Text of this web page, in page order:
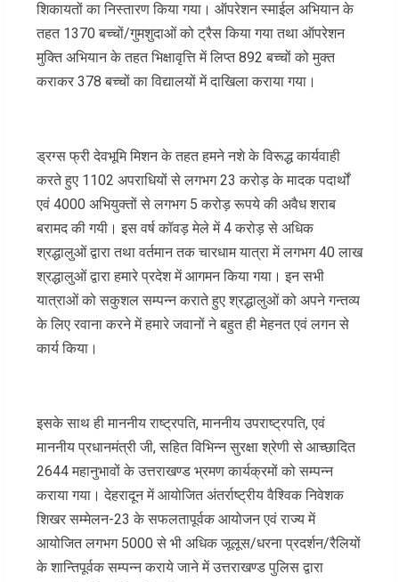
शिकायतों का निस्तारण किया गया। ऑपरेशन स्माईल अभियान के
तहत 1370 बच्चों/गुमशुदाओं को ट्रैस किया गया तथा ऑपरेशन
मुक्ति अभियान के तहत भिक्षावृत्ति में लिप्त 892 बच्चों को मुक्त
कराकर 378 बच्चों का विद्यालयों में दाखिला कराया गया।
ड्रग्स फ्री देवभूमि मिशन के तहत हमने नशे के विरूद्ध कार्यवाही
करते हुए 1102 अपराधियों से लगभग 23 करोड़ के मादक पदार्थों
एवं 4000 अभियुक्तों से लगभग 5 करोड़ रूपये की अवैध शराब
बरामद की गयी। इस वर्ष कॉवड़ मेले में 4 करोड़ से अधिक
श्रद्धालुओं द्वारा तथा वर्तमान तक चारधाम यात्रा में लगभग 40 लाख
श्रद्धालुओं द्वारा हमारे प्रदेश में आगमन किया गया। इन सभी
यात्राओं को सकुशल सम्पन्न कराते हुए श्रद्धालुओं को अपने गन्तव्य
के लिए रवाना करने में हमारे जवानों ने बहुत ही मेहनत एवं लगन से
कार्य किया।
इसके साथ ही माननीय राष्ट्रपति, माननीय उपराष्ट्रपति, एवं
माननीय प्रधानमंत्री जी, सहित विभिन्न सुरक्षा श्रेणी से आच्छादित
2644 महानुभावों के उत्तराखण्ड भ्रमण कार्यक्रमों को सम्पन्न
कराया गया। देहरादून में आयोजित अंतर्राष्ट्रीय वैश्विक निवेशक
शिखर सम्मेलन-23 के सफलतापूर्वक आयोजन एवं राज्य में
आयोजित लगभग 5000 से भी अधिक जूलूस/धरना प्रदर्शन/रैलियों
के शान्तिपूर्वक सम्पन्न कराये जाने में उत्तराखण्ड पुलिस द्वारा